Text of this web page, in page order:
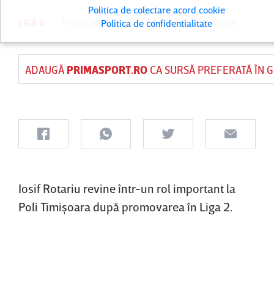
PUBLICAT DEPRIMA SPORTPE 7 IUN 2026
ADAUGĂ PRIMASPORT.ROCA SURSĂ PREFERATĂ ÎN
Iosif Rotariu revine într-un rol important la
Poli Timişoara după promovarea în Liga 2.
Politica de colectare acord cookie
Politica de confidentialitate